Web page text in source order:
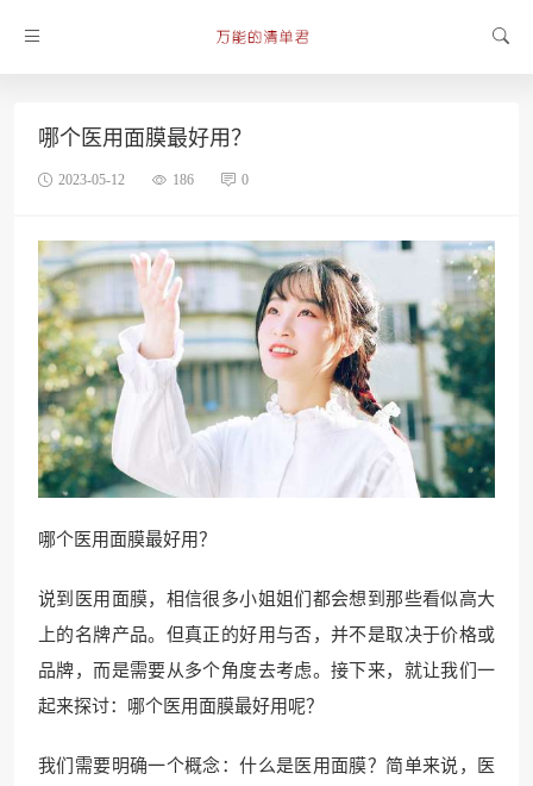
哪个医用面膜最好用？
2023-05-12 186 0
哪个医用面膜最好用？
说到医用面膜，相信很多小姐姐们都会想到那些看似高大
上的名牌产品。但真正的好用与否，并不是取决于价格或
品牌，而是需要从多个角度去考虑。接下来，就让我们一
起来探讨：哪个医用面膜最好用呢？
我们需要明确一个概念：什么是医用面膜？简单来说，医